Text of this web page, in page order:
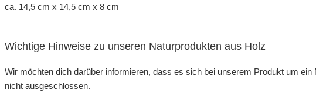
ca. 14,5 cm x 14,5 cm x 8 cm
Wichtige Hinweise zu unseren Naturprodukten aus Holz
Wir möchten dich darüber informieren, dass es sich bei unserem Produkt um
nicht ausgeschlossen.